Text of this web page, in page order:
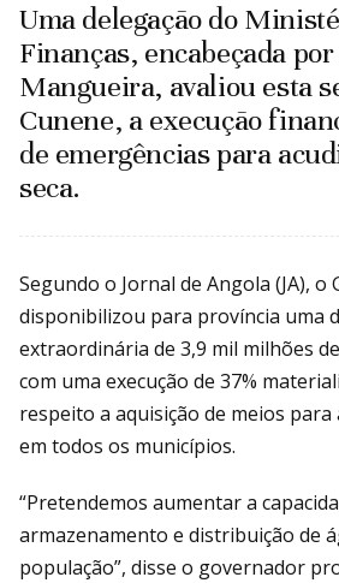
Uma delegação do
Finanças, encabeçada
Mangueira, avaliou esta
Cunene, a execução
de emergências para
seca.
Segundo o Jornal de Angola (JA), o
disponibilizou para província uma
extraordinária de 3,9 mil milhões
com uma execução de 37%
respeito a aquisição de meios para
em todos os municípios.
“Pretendemos aumentar a
armazenamento e distribuição de
população”, disse o governador